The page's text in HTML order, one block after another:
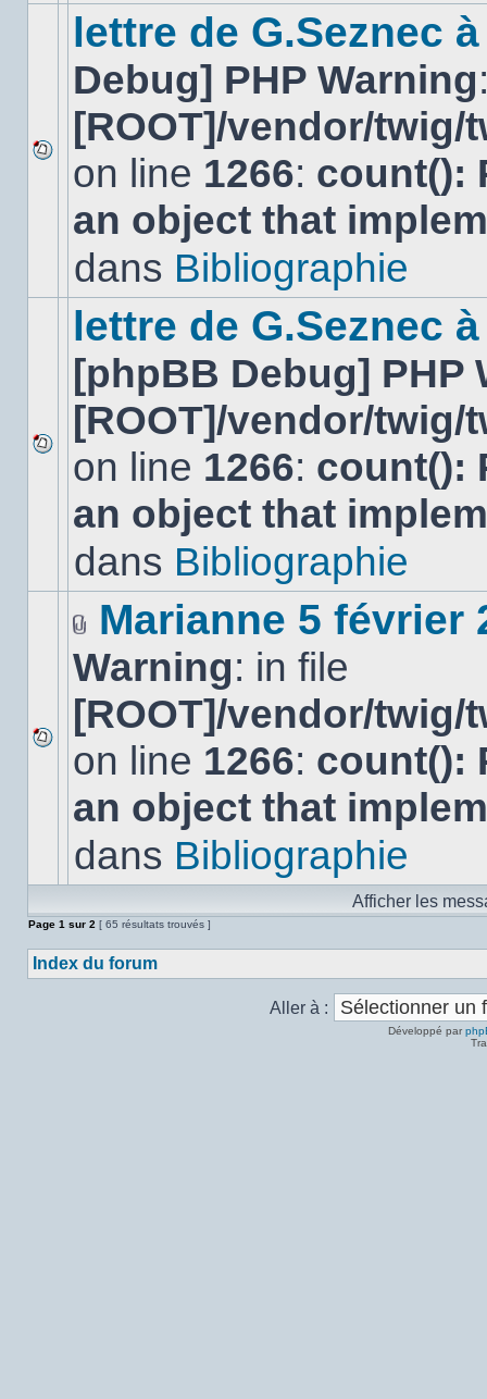
sujet.
Aucun
nouveau
message
non-
dans
sujet.
lettre de G.Seznec
Debug] PHP Warning
[ROOT]/vendor/
on line 1266: count():
an object that
dans Bibliographie
Aucun
nouveau
message
non-
dans
lettre de G.Seznec
[phpBB Debug] PHP
[ROOT]/vendor/
on line 1266: count():
an object that
dans Bibliographie
Aucun
nouveau
message
non-
dans
joint(s)
Marianne 5 février
Warning: in file
[ROOT]/vendor/
on line 1266: count():
an object that
dans Bibliographie
Afficher les
Page 1 sur 2 [ 65 résultats trouvés ]
Index du forum
Aller à :
Développé par